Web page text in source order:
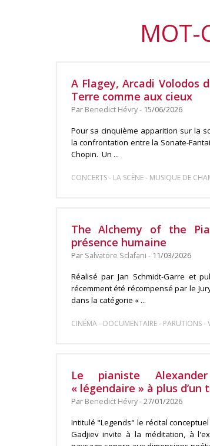
MOT-
A Flagey, Arcadi Volodos
Terre comme aux cieux
Par Benedict Hévry- 15/06/2026
Pour sa cinquième apparition sur la
la confrontation entre la Sonate-
Chopin. Un ...
CONCERTS- LA SCÈNE- MUSIQUE DE
The Alchemy of the
présence humaine
Par Salvatore Sclafani - 11/03/2026
Réalisé par Jan Schmidt-Garre et
récemment été récompensé par le
dans la catégorie « ...
CINÉMA- DOCUMENTAIRE- PARUTIONS-
Le pianiste
« légendaire » à plus d’un
Par Benedict Hévry- 27/01/2026
Intitulé "Legends" le récital
Gadjiev invite à la méditation, à